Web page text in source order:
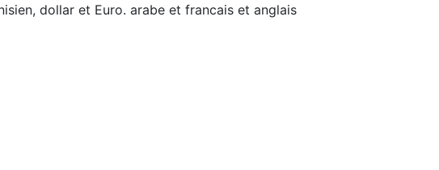
dollar et Euro. arabe et francais et anglais